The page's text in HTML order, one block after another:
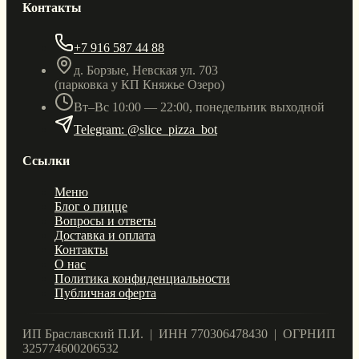
Контакты
+7 916 587 44 88
д. Борзые, Невская ул. 703
(парковка у КП Княжье Озеро)
Вт–Вс 10:00 — 22:00, понедельник выходной
Telegram: @slice_pizza_bot
Ссылки
Меню
Блог о пицце
Вопросы и ответы
Доставка и оплата
Контакты
О нас
Политика конфиденциальности
Публичная оферта
ИП Браславский П.И. | ИНН 770306478430 | ОГРНИП
325774600206532